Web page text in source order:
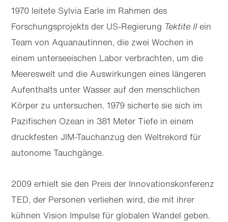
1970 leitete Sylvia Earle im Rahmen des
Forschungsprojekts der US-Regierung Tektite IIein
Team von Aquanautinnen, die zwei Wochen in
einem unterseeischen Labor verbrachten, um die
Meereswelt und die Auswirkungen eines längeren
Aufenthalts unter Wasser auf den menschlichen
Körper zu untersuchen. 1979 sicherte sie sich im
Pazifischen Ozean in 381 Meter Tiefe in einem
druckfesten JIM-Tauchanzug den Weltrekord für
autonome Tauchgänge.
2009 erhielt sie den Preis der Innovationskonferenz
TED, der Personen verliehen wird, die mit ihrer
kühnen Vision Impulse für globalen Wandel geben.